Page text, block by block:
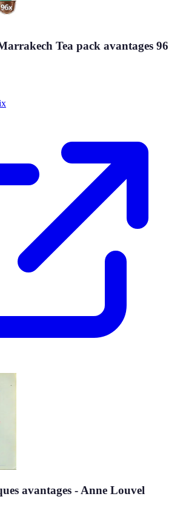
Tea pack avantages 96
avantages - Anne Louvel